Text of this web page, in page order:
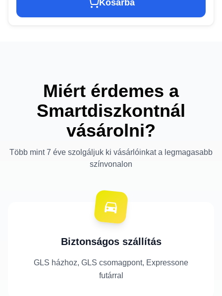
Kosárba
Miért érdemes a
Smartdiszkontnál
vásárolni?
Több mint 7 éve szolgáljuk ki vásárlóinkat a legmagasabb
színvonalon
Biztonságos szállítás
GLS házhoz, GLS csomagpont, Expressone
futárral